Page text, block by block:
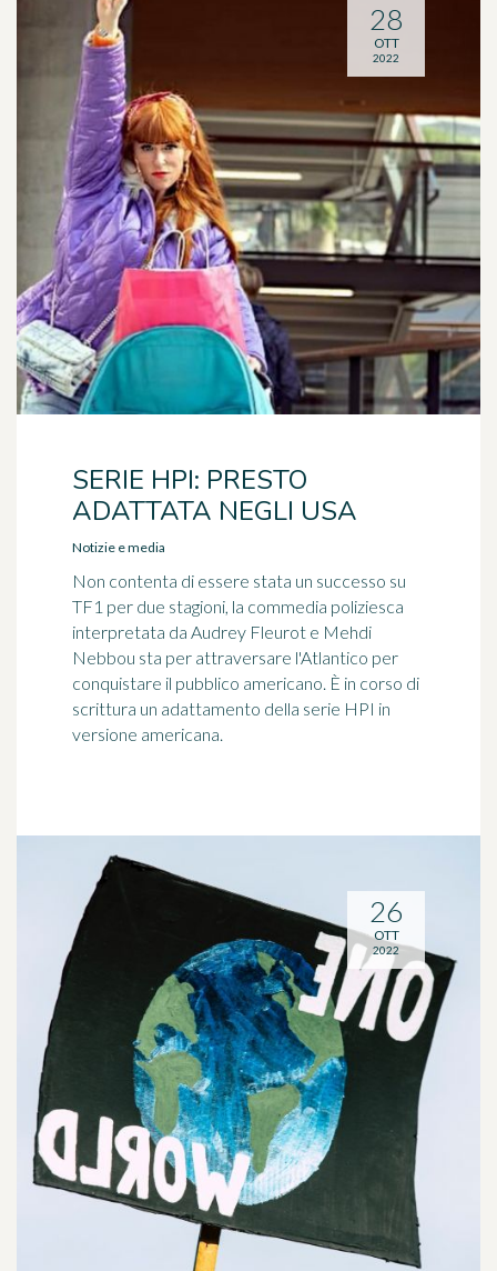
SERIE HPI: PRESTO
ADATTATA NEGLI USA
Notizie e media
Non contenta di essere stata un successo su
TF1 per due stagioni, la commedia poliziesca
interpretata da Audrey Fleurot e Mehdi
Nebbou sta per attraversare l'Atlantico per
conquistare il pubblico americano. È in corso di
scrittura un adattamento della serie HPI in
versione americana.
28
OTT
2022
26
OTT
2022